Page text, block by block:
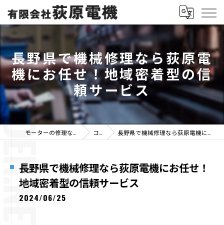
長野県で機械修理なら荻原電
機にお任せ！地域密着型の信
頼サービス
コラム 長野県で機械修理なら荻原電機にお任せ！地域密着型の信頼サービス
長野県で機械修理なら荻原電機にお任せ！
地域密着型の信頼サービス
2024/06/25